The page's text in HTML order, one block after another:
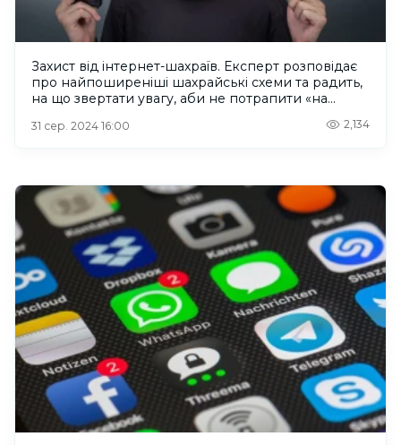
Захист від інтернет-шахраїв. Експерт розповідає
про найпоширеніші шахрайські схеми та радить,
на що звертати увагу, аби не потрапити «на
31 сер. 2024 16:00 2,134